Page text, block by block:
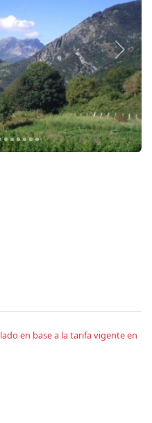
en base a la tarifa vigente en